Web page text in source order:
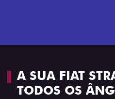
A SUA FIAT
TODOS OS